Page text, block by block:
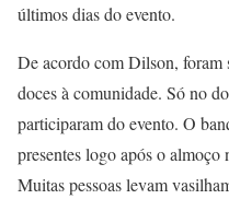
últimos dias do evento.
De acordo com Dilson,
doces à comunidade. Só no
participaram do evento. O
presentes logo após o
Muitas pessoas levam